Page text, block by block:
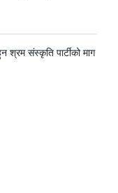
श्रम संस्कृति पार्टीको माग